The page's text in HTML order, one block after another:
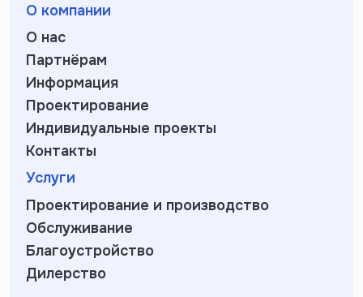
О компании
О нас
Партнёрам
Информация
Проектирование
Индивидуальные проекты
Контакты
Услуги
Проектирование и производство
Обслуживание
Благоустройство
Дилерство